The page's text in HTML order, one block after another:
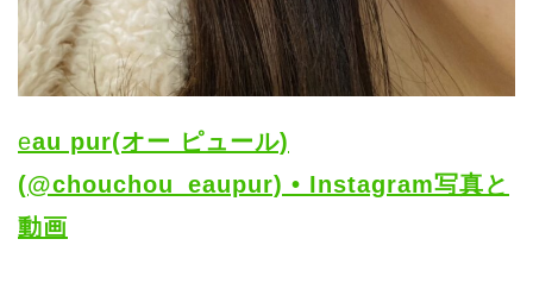
eau pur(オー ピュール)
(@chouchou_eaupur) • Instagram写真と
動画